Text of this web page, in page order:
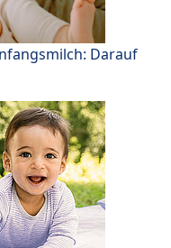
Darauf